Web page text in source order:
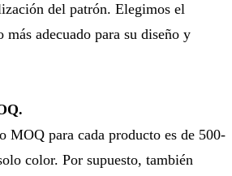
del patrón. Elegimos el
más adecuado para su diseño y
MOQ para cada producto es de 500-
color. Por supuesto, también